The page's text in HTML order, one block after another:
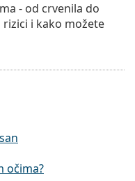
- od crvenila do
i kako možete
očima?